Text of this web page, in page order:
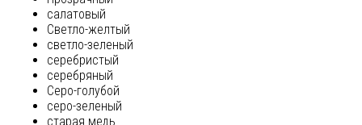
салатовый
Светло-желтый
светло-зеленый
серебристый
серебряный
Серо-голубой
серо-зеленый
старая медь